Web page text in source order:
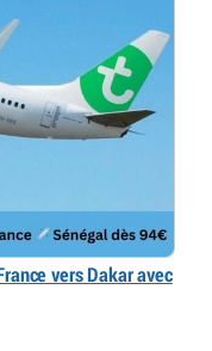
vers Dakar avec